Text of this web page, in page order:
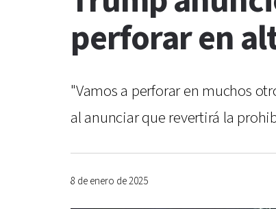
perforar en
"Vamos a perforar en muchos
al anunciar que revertirá la
8 de enero de 2025